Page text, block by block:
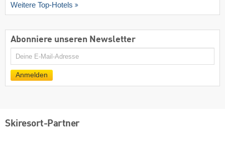
Weitere Top-Hotels
Abonniere unseren Newsletter
E-
Anmelden
Skiresort-Partner